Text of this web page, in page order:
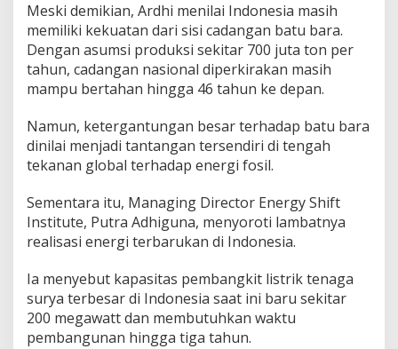
Meski demikian, Ardhi menilai Indonesia masih
memiliki kekuatan dari sisi cadangan batu bara.
Dengan asumsi produksi sekitar 700 juta ton per
tahun, cadangan nasional diperkirakan masih
mampu bertahan hingga 46 tahun ke depan.
Namun, ketergantungan besar terhadap batu bara
dinilai menjadi tantangan tersendiri di tengah
tekanan global terhadap energi fosil.
Sementara itu, Managing Director Energy Shift
Institute, Putra Adhiguna, menyoroti lambatnya
realisasi energi terbarukan di Indonesia.
Ia menyebut kapasitas pembangkit listrik tenaga
surya terbesar di Indonesia saat ini baru sekitar
200 megawatt dan membutuhkan waktu
pembangunan hingga tiga tahun.